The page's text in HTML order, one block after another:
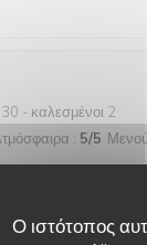
Ο ιστότοπος
- καλεσμένοι 2
: 5/5